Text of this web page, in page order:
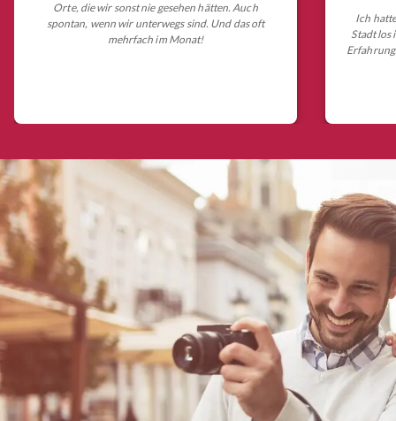
Orte, die wir sonst nie gesehen hätten. Auch
spontan, wenn wir unterwegs sind. Und das oft
mehrfach im Monat!
Ich
Stadt los